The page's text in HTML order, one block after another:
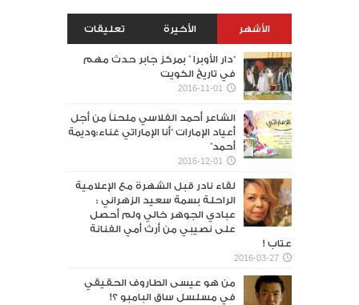
الأشهر الأخيرة تعليقات
“دار الأوبرا ” بمركز جابر حدث مهم
في تاريخ الكويت
2016-11-01
الشاعر أحمد الفلاسي ملحناً من أجل
أعياد الإمارات “أنا الإماراتي غناء:وديمة
أحمد”
2016-12-01
لقاء نادر قبل الشهرة مع الإعلامية
الراحلة بسمة سعيد الزهراني :
عبادي الجوهر خالي ولم أحصل
على نصيبي من أرث أمي الفنانة
عتاب !
2016-03-27
من هو عيسى الطاروف الحقيقي
في مسلسل ساق البامبو ؟!